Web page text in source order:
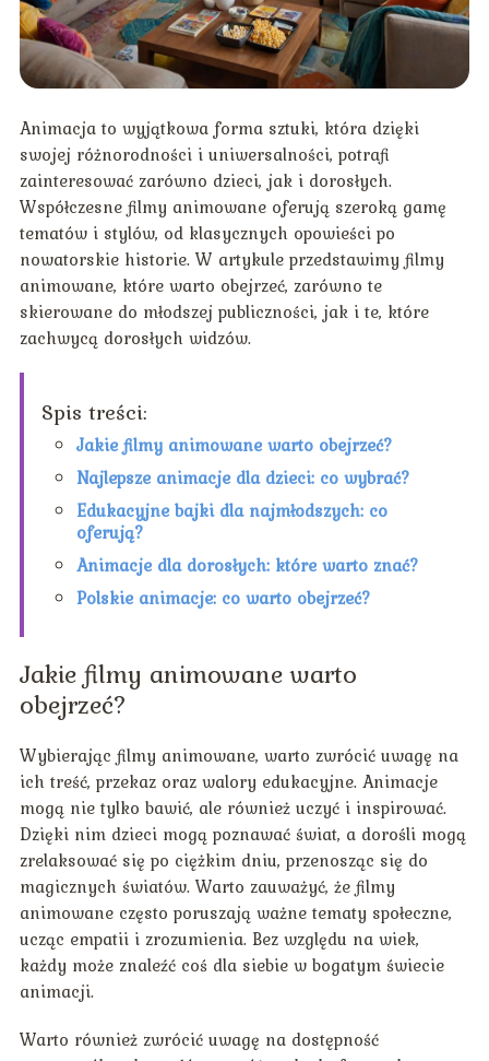
Animacja to wyjątkowa forma sztuki, która dzięki
swojej różnorodności i uniwersalności, potrafi
zainteresować zarówno dzieci, jak i dorosłych.
Współczesne filmy animowane oferują szeroką gamę
tematów i stylów, od klasycznych opowieści po
nowatorskie historie. W artykule przedstawimy filmy
animowane, które warto obejrzeć, zarówno te
skierowane do młodszej publiczności, jak i te, które
zachwycą dorosłych widzów.
Spis treści:
Jakie filmy animowane warto obejrzeć?
Najlepsze animacje dla dzieci: co wybrać?
Edukacyjne bajki dla najmłodszych: co
oferują?
Animacje dla dorosłych: które warto znać?
Polskie animacje: co warto obejrzeć?
Jakie filmy animowane warto
obejrzeć?
Wybierając filmy animowane, warto zwrócić uwagę na
ich treść, przekaz oraz walory edukacyjne. Animacje
mogą nie tylko bawić, ale również uczyć i inspirować.
Dzięki nim dzieci mogą poznawać świat, a dorośli mogą
zrelaksować się po ciężkim dniu, przenosząc się do
magicznych światów. Warto zauważyć, że filmy
animowane często poruszają ważne tematy społeczne,
ucząc empatii i zrozumienia. Bez względu na wiek,
każdy może znaleźć coś dla siebie w bogatym świecie
animacji.
Warto również zwrócić uwagę na dostępność